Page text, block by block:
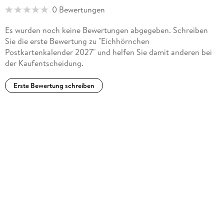
0 Bewertungen
Es wurden noch keine Bewertungen abgegeben. Schreiben
Sie die erste Bewertung zu "Eichhörnchen
Postkartenkalender 2027" und helfen Sie damit anderen bei
der Kaufentscheidung.
Erste Bewertung schreiben